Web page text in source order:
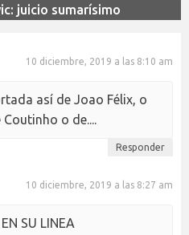
juicio sumarísimo
10 diciembre, 2019 a las 8:10 am
así de Joao Félix, o
o de....
Responder
10 diciembre, 2019 a las 8:27 am
SU LINEA